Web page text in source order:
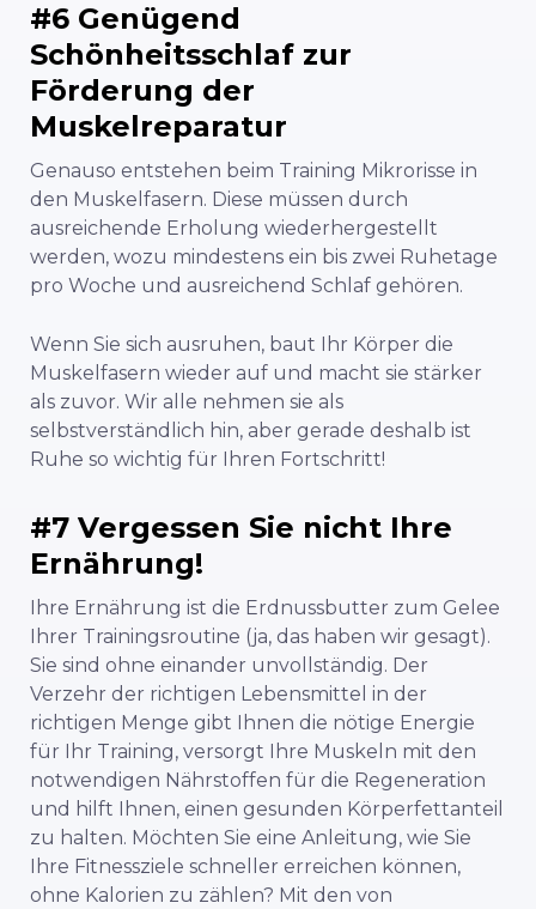
#6 Genügend
Schönheitsschlaf zur
Förderung der
Muskelreparatur
Genauso entstehen beim Training Mikrorisse in
den Muskelfasern. Diese müssen durch
ausreichende Erholung wiederhergestellt
werden, wozu mindestens ein bis zwei Ruhetage
pro Woche und ausreichend Schlaf gehören.
Wenn Sie sich ausruhen, baut Ihr Körper die
Muskelfasern wieder auf und macht sie stärker
als zuvor. Wir alle nehmen sie als
selbstverständlich hin, aber gerade deshalb ist
Ruhe so wichtig für Ihren Fortschritt!
#7 Vergessen Sie nicht Ihre
Ernährung!
Ihre Ernährung ist die Erdnussbutter zum Gelee
Ihrer Trainingsroutine (ja, das haben wir gesagt).
Sie sind ohne einander unvollständig. Der
Verzehr der richtigen Lebensmittel in der
richtigen Menge gibt Ihnen die nötige Energie
für Ihr Training, versorgt Ihre Muskeln mit den
notwendigen Nährstoffen für die Regeneration
und hilft Ihnen, einen gesunden Körperfettanteil
zu halten. Möchten Sie eine Anleitung, wie Sie
Ihre Fitnessziele schneller erreichen können,
ohne Kalorien zu zählen? Mit den von